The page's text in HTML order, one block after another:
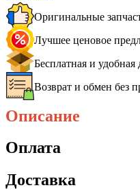
Оригинальные
Лучшее ценовое
Бесплатная и удобная
Возврат и обмен без
Описание
Оплата
Доставка